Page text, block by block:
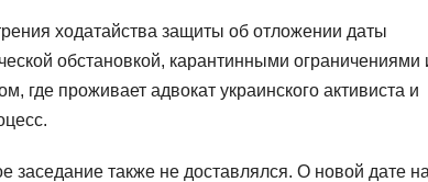
ходатайства защиты об отложении даты
обстановкой, карантинными ограничениями
проживает адвокат украинского активиста и
также не доставлялся. О новой дате